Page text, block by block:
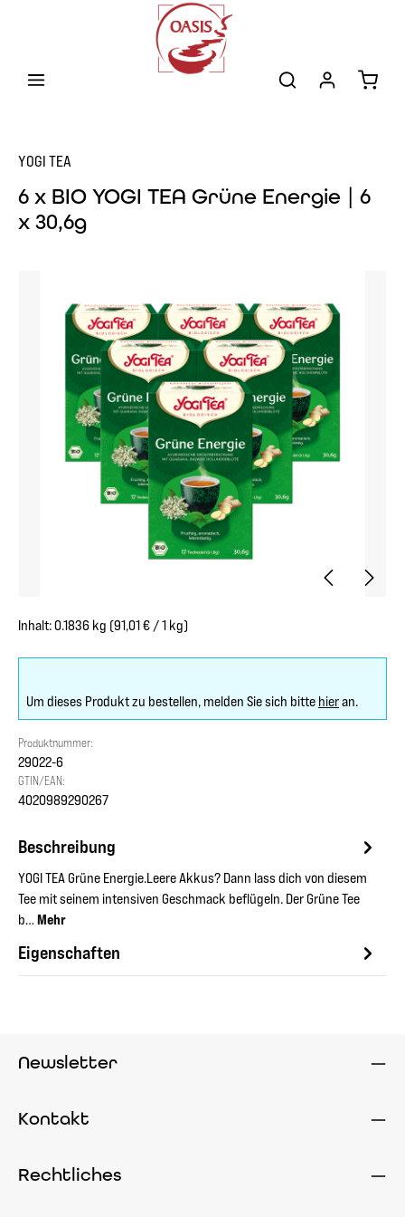
YOGI TEA
6 x BIO YOGI TEA Grüne Energie | 6
x 30,6g
Inhalt:0.1836 kg (91,01 € / 1 kg)
Um dieses Produkt zu bestellen, melden Sie sich bitte hieran.
Produktnummer:
29022-6
GTIN/EAN:
4020989290267
Beschreibung
YOGI TEA Grüne Energie.Leere Akkus? Dann lass dich von diesem
Tee mit seinem intensiven Geschmack beflügeln. Der Grüne Tee
b… Mehr
Eigenschaften
Newsletter
Kontakt
Rechtliches